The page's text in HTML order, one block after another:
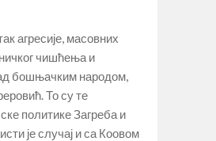
агресије, масовних
чишћења и
бошњачким народом,
То су те
политике Загреба и
је случај и са Коовом